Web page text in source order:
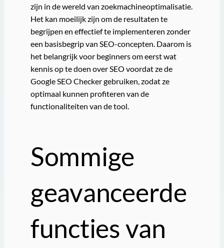
zijn in de wereld van zoekmachineoptimalisatie.
Het kan moeilijk zijn om de resultaten te
begrijpen en effectief te implementeren zonder
een basisbegrip van SEO-concepten. Daarom is
het belangrijk voor beginners om eerst wat
kennis op te doen over SEO voordat ze de
Google SEO Checker gebruiken, zodat ze
optimaal kunnen profiteren van de
functionaliteiten van de tool.
Sommige
geavanceerde
functies van